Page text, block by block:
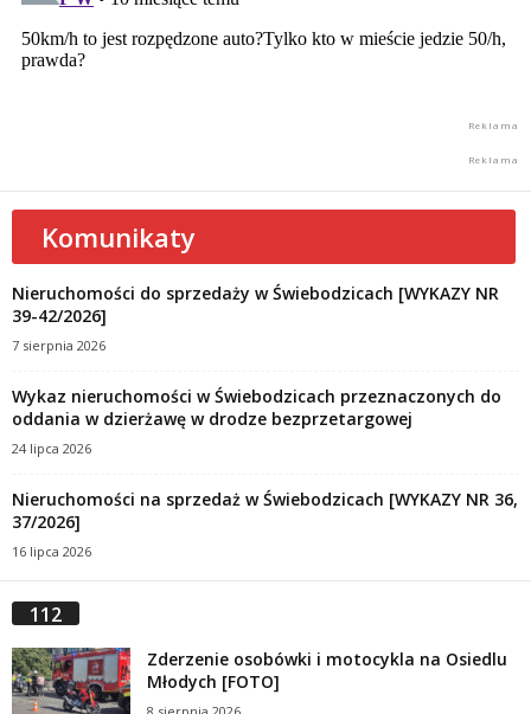
Komunikaty
Nieruchomości do sprzedaży w Świebodzicach [WYKAZY NR
39-42/2026]
7 sierpnia 2026
Wykaz nieruchomości w Świebodzicach przeznaczonych do
oddania w dzierżawę w drodze bezprzetargowej
24 lipca 2026
Nieruchomości na sprzedaż w Świebodzicach [WYKAZY NR 36,
37/2026]
16 lipca 2026
112
Zderzenie osobówki i motocykla na Osiedlu
Młodych [FOTO]